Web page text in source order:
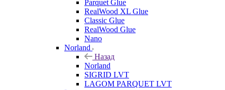
Parquet Glue
RealWood XL Glue
Classic Glue
RealWood Glue
Nano
Norland
Назад
Norland
SIGRID LVT
LAGOM PARQUET LVT